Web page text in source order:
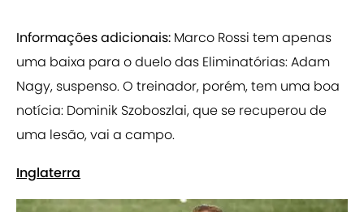
Informações adicionais: Marco Rossi tem apenas
uma baixa para o duelo das Eliminatórias: Adam
Nagy, suspenso. O treinador, porém, tem uma boa
notícia: Dominik Szoboszlai, que se recuperou de
uma lesão, vai a campo.
Inglaterra